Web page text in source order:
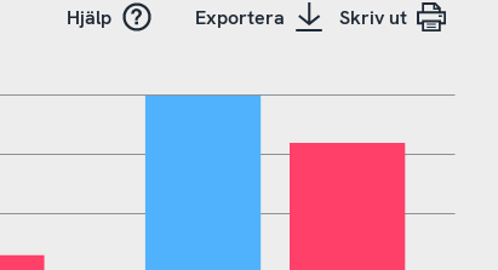
Hjälp Exportera Skriv ut